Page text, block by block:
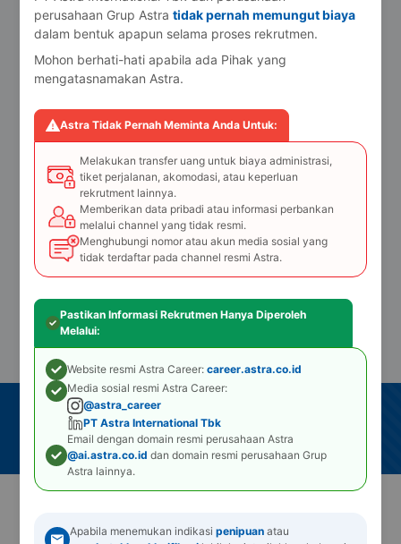
Mohon maaf, Link telah kadaluarsa
Silakan kembali ke Beranda.
Ke Beranda
Temukan kami di:
2026 PT ASTRA INTERNATIONAL TBK.
Syarat dan Ketentuan Kebijakan Privasi
perusahaan Grup Astratidak pernah memungut biaya
dalam bentuk apapun selama proses rekrutmen.
Mohon berhati-hati apabila ada Pihak yang
mengatasnamakan Astra.
Astra Tidak Pernah Meminta Anda Untuk:
Melakukan transfer uang untuk biaya administrasi,
tiket perjalanan, akomodasi, atau keperluan
rekrutment lainnya.
Memberikan data pribadi atau informasi perbankan
melalui channel yang tidak resmi.
Menghubungi nomor atau akun media sosial yang
tidak terdaftar pada channel resmi Astra.
Pastikan Informasi Rekrutmen Hanya Diperoleh
Melalui:
Website resmi Astra Career: career.astra.co.id
Media sosial resmi Astra Career:
@astra_career
PT Astra International Tbk
Email dengan domain resmi perusahaan Astra
@ai.astra.co.id dan domain resmi perusahaan Grup
Astra lainnya.
Apabila menemukan indikasipenipuan atau